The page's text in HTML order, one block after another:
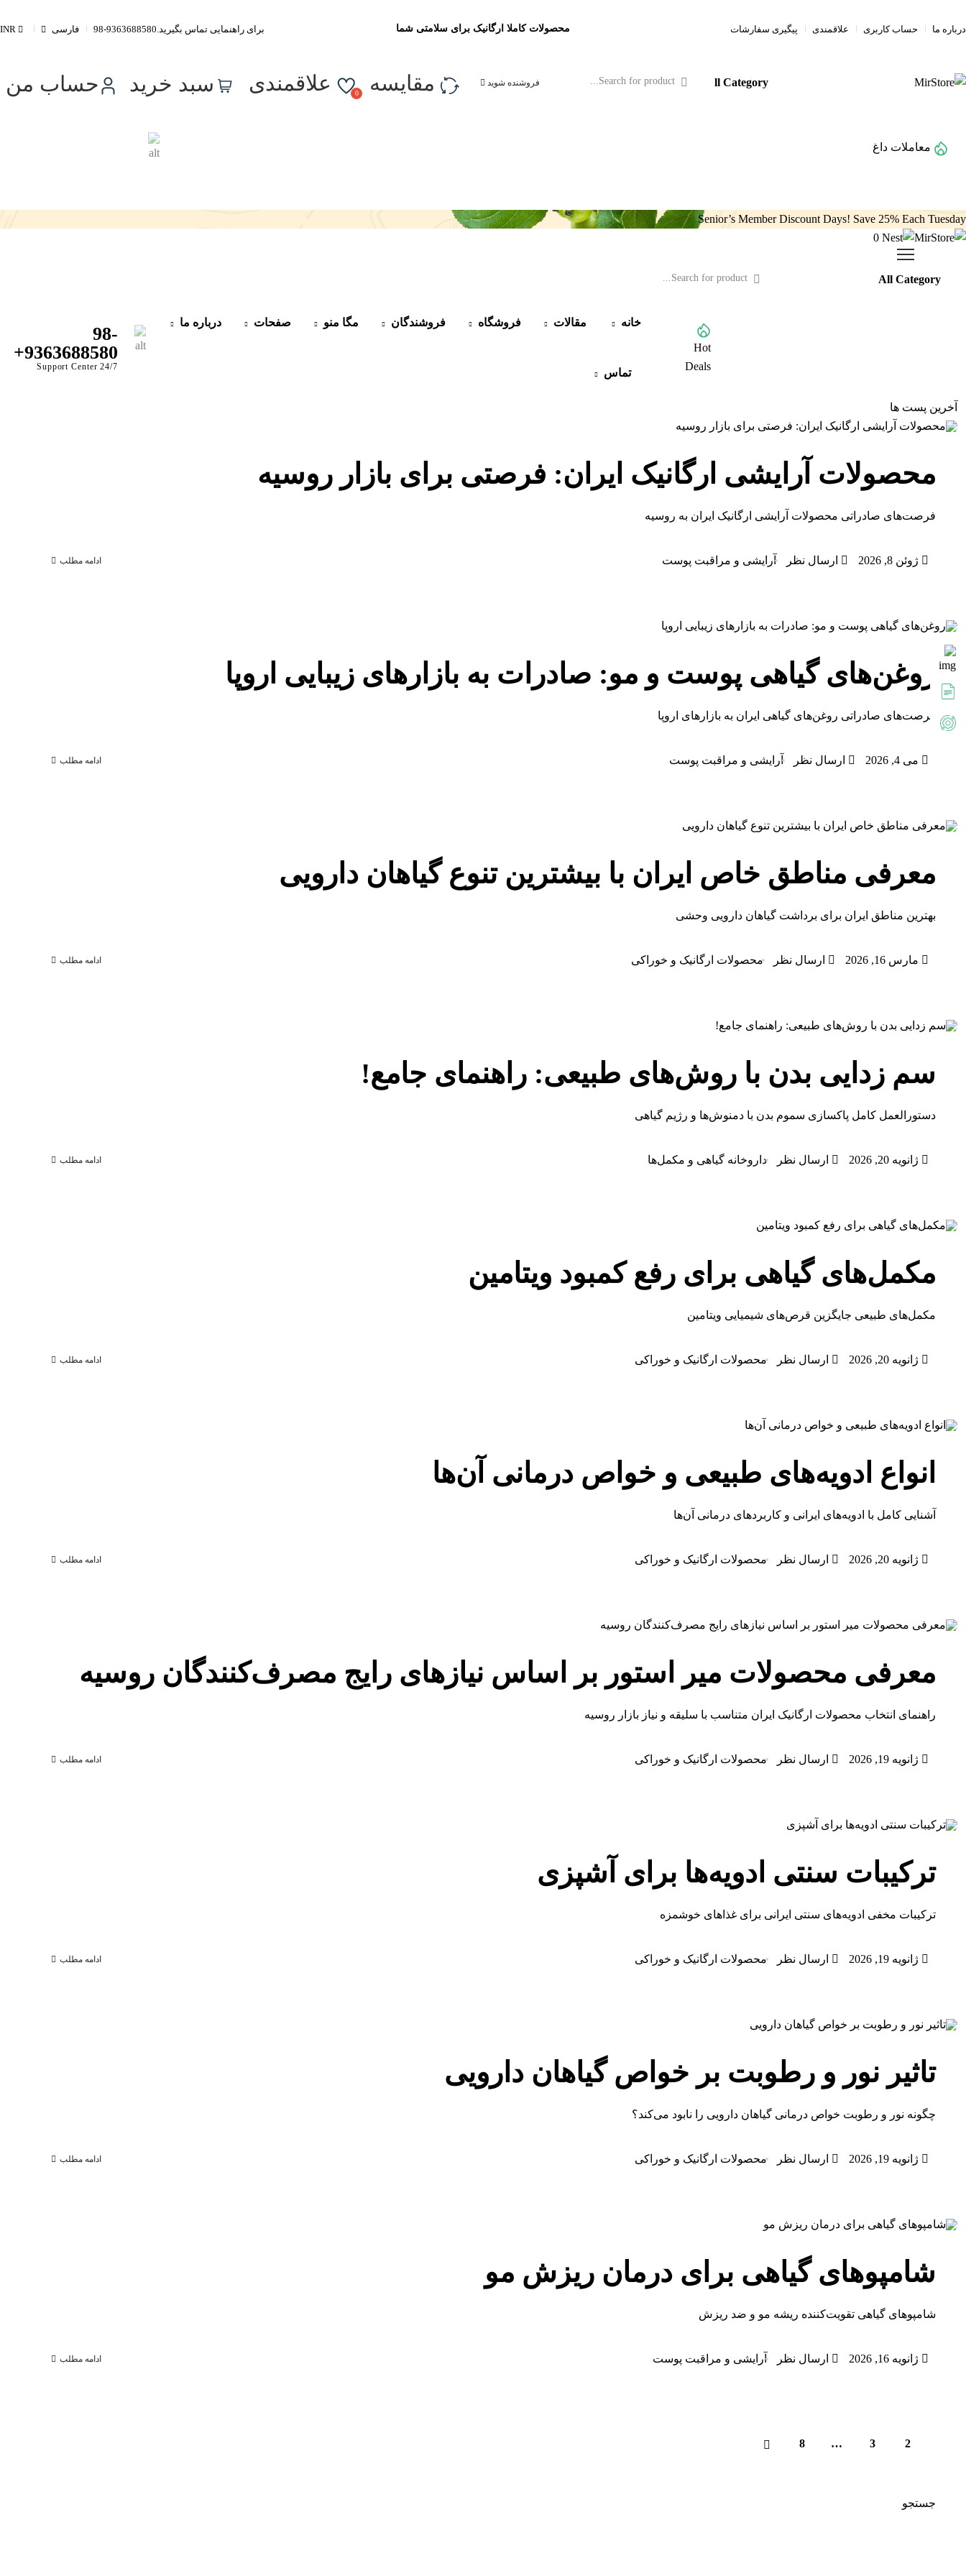
درباره ما حساب کاربری علاقمندی پیگیری سفارشات محصولات کاملا ارگانیک برای سلامتی شما ارتباطات بین بانکی ایران و روسیه با میر کارت
برای راهنمایی تماس بگیرید. 98-9363688580 فارسی INR
فروشنده شوید مقایسه علاقمندی سبد خرید حساب من
معاملات داغ
Senior’s Member Discount Days! Save 25% Each Tuesday
0
Hot
Deals
خانه مقالات فروشگاه فروشندگان مگا منو صفحات درباره ما
تماس
98-
9363688580+
24/7 Support Center
آخرین پست ها
محصولات آرایشی ارگانیک ایران: فرصتی برای بازار روسیه
فرصت‌های صادراتی محصولات آرایشی ارگانیک ایران به روسیه
ژوئن 8, 2026 ارسال نظر آرایشی و مراقبت پوست ادامه مطلب
روغن‌های گیاهی پوست و مو: صادرات به بازارهای زیبایی اروپا
فرصت‌های صادراتی روغن‌های گیاهی ایران به بازارهای اروپا
می 4, 2026 ارسال نظر آرایشی و مراقبت پوست ادامه مطلب
معرفی مناطق خاص ایران با بیشترین تنوع گیاهان دارویی
بهترین مناطق ایران برای برداشت گیاهان دارویی وحشی
مارس 16, 2026 ارسال نظر محصولات ارگانیک و خوراکی ادامه مطلب
سم زدایی بدن با روش‌های طبیعی: راهنمای جامع!
دستورالعمل کامل پاکسازی سموم بدن با دمنوش‌ها و رژیم گیاهی
ژانویه 20, 2026 ارسال نظر داروخانه گیاهی و مکمل‌ها ادامه مطلب
مکمل‌های گیاهی برای رفع کمبود ویتامین
مکمل‌های طبیعی جایگزین قرص‌های شیمیایی ویتامین
ژانویه 20, 2026 ارسال نظر محصولات ارگانیک و خوراکی ادامه مطلب
انواع ادویه‌های طبیعی و خواص درمانی آن‌ها
آشنایی کامل با ادویه‌های ایرانی و کاربردهای درمانی آن‌ها
ژانویه 20, 2026 ارسال نظر محصولات ارگانیک و خوراکی ادامه مطلب
معرفی محصولات میر استور بر اساس نیازهای رایج مصرف‌کنندگان روسیه
راهنمای انتخاب محصولات ارگانیک ایران متناسب با سلیقه و نیاز بازار روسیه
ژانویه 19, 2026 ارسال نظر محصولات ارگانیک و خوراکی ادامه مطلب
ترکیبات سنتی ادویه‌ها برای آشپزی
ترکیبات مخفی ادویه‌های سنتی ایرانی برای غذاهای خوشمزه
ژانویه 19, 2026 ارسال نظر محصولات ارگانیک و خوراکی ادامه مطلب
تاثیر نور و رطوبت بر خواص گیاهان دارویی
چگونه نور و رطوبت خواص درمانی گیاهان دارویی را نابود می‌کند؟
ژانویه 19, 2026 ارسال نظر محصولات ارگانیک و خوراکی ادامه مطلب
شامپوهای گیاهی برای درمان ریزش مو
شامپوهای گیاهی تقویت‌کننده ریشه مو و ضد ریزش
ژانویه 16, 2026 ارسال نظر آرایشی و مراقبت پوست ادامه مطلب
2
3
…
8
جستجو